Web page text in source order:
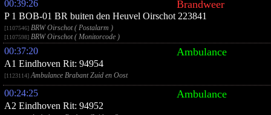
00:39:26 Brandweer
P 1 BOB-01 BR buiten den Heuvel Oirschot 223841
[1107546] BRW Oirschot ( Postalarm )
[1107598] BRW Oirschot ( Monitorcode )
00:37:20 Ambulance
A1 Eindhoven Rit: 94954
[1123114]Ambulance Brabant Zuid en Oost
00:24:25 Ambulance
A2 Eindhoven Rit: 94952